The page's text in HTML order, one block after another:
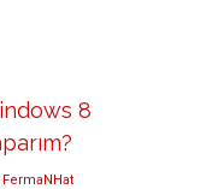
8
FermaNHat